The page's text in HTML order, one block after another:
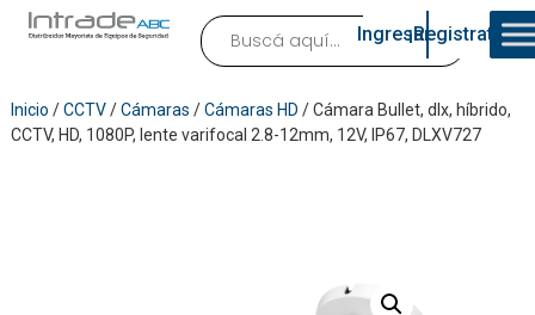
Ingresar¡Registrate!
Inicio /CCTV/Cámaras /Cámaras HD / Cámara Bullet, dlx, híbrido,
CCTV, HD, 1080P, lente varifocal 2.8-12mm, 12V, IP67, DLXV727